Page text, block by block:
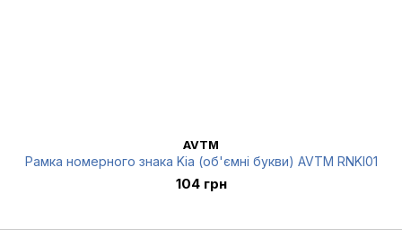
AVTM
Рамка номерного знака Kia (об'ємні букви) AVTM RNKI01
104 грн